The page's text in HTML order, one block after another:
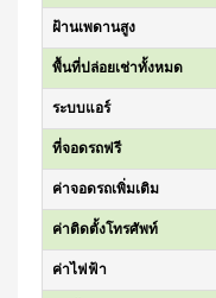
ฝ้านเพดานสูง
พื้นที่ปล่อยเช่าทั้งหมด
ระบบแอร์
ที่จอดรถฟรี
ค่าจอดรถเพิ่มเติม
ค่าติดตั้งโทรศัพท์
ค่าไฟฟ้า